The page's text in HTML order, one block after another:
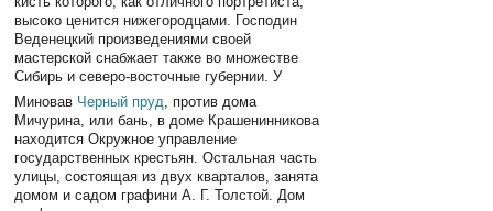
высоко ценится нижегородцами. Господин
Веденецкий произведениями своей
мастерской снабжает также во множестве
Сибирь и северо-восточные губернии. У
Миновав Черный пруд, против дома
Мичурина, или бань, в доме Крашенинникова
находится Окружное управление
государственных крестьян. Остальная часть
улицы, состоящая из двух кварталов, занята
домом и садом графини А. Г. Толстой. Дом